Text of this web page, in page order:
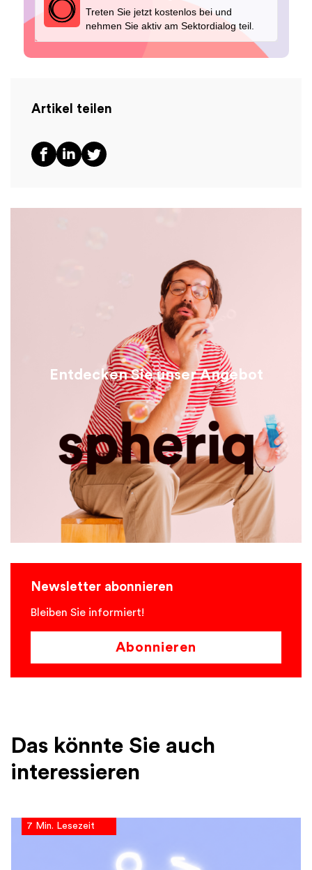
Treten Sie jetzt kostenlos bei und
nehmen Sie aktiv am Sektordialog teil.
Artikel teilen
Entdecken Sie unser Angebot
Newsletter abonnieren
Bleiben Sie informiert!
Abonnieren
Das könnte Sie auch
interessieren
7 Min. Lesezeit